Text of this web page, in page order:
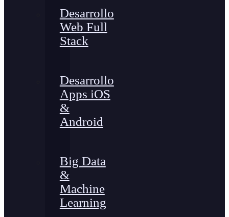
Desarrollo
Web Full
Stack
Desarrollo
Apps iOS
&
Android
Big Data
&
Machine
Learning